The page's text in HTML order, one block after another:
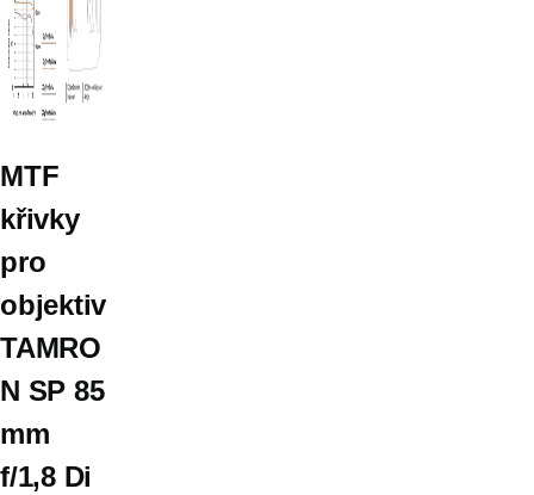
MTF
křivky
pro
objektiv
TAMRO
N SP 85
mm
f/1,8 Di